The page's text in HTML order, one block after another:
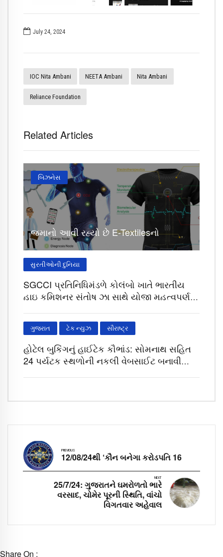
July 24, 2024
IOC Nita Ambani NEETA Ambani Nita Ambani
Reliance Foundation
Related Articles
બિઝનેસ
જમાનો આવી રહ્યો છે E-Textilesનો
સુરતીઓની દુનિયા
SGCCI પ્રતિનિધિમંડળે કોલંબો ખાતે ભારતીય
હાઇ કમિશનર સંતોષ ઝા સાથે યોજી મહત્વપૂર્ણ
ગુજરાત ટેક ન્યુઝ સૌરાષ્ટ્ર
હોટેલ બુકિંગનું હાઈટેક કૌભાંડ: સોમનાથ સહિત
24 પર્યટક સ્થળોની નકલી વેબસાઈટ બનાવી
PREVIOUS
12/08/24થી ‘કૌન બનેગા કરોડપતિ 16
NEXT
25/7/24: ગુજરાતને ઘમરોળતો ભારે
વરસાદ, ચોમેર પૂરની સ્થિતિ, વાંચો
વિગતવાર અહેવાલ
Share On :